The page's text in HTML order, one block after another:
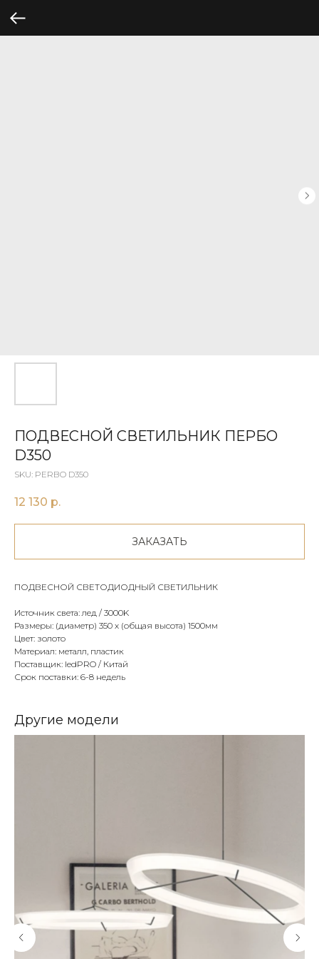
ПОДВЕСНОЙ СВЕТИЛЬНИК ПЕРБO
D350
SKU: PERBO D350
12 130 р.
ЗАКАЗАТЬ
ПОДВЕСНОЙ СВЕТОДИОДНЫЙ СВЕТИЛЬНИК
Источник света: лед / 3000K
Размеры: (диаметр) 350 х (общая высота) 1500мм
Цвет: золото
Материал: металл, пластик
Поставщик: ledPRO / Китай
Срок поставки: 6-8 недель
Другие модели